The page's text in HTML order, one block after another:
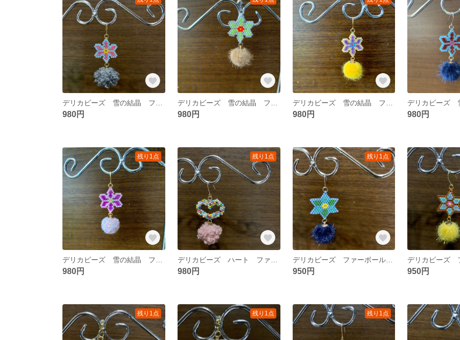
980円 980円 980円 980円
残り1点
980円
残り1点
980円
残り1点
デリカビーズ ファーボール ピアス＆イヤリング
950円 950円
残り1点 残り1点 残り1点